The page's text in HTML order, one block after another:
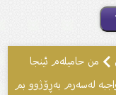
من حامیلەم ئینجا
لەسەرم بەڕۆژوو بم